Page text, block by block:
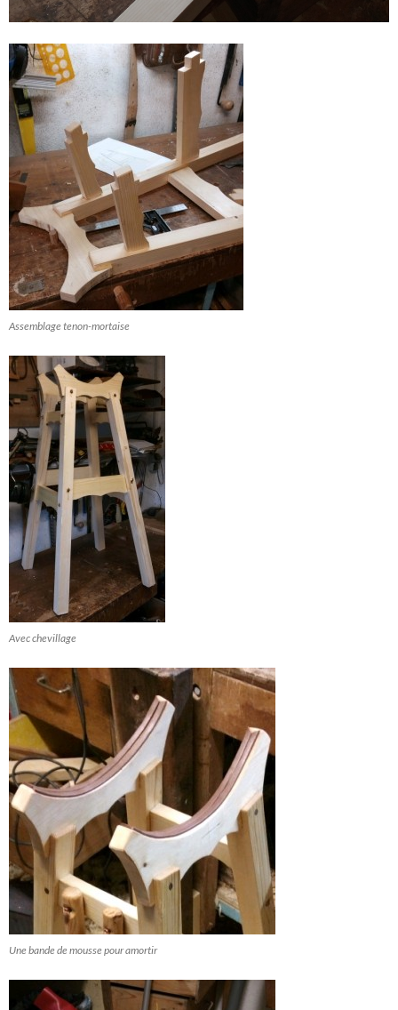
Assemblage tenon-mortaise
Avec chevillage
Une bande de mousse pour amortir